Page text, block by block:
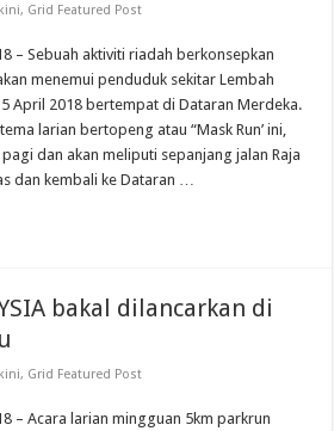
, Grid Featured Post
– Sebuah aktiviti riadah berkonsepkan
menemui penduduk sekitar Lembah
April 2018 bertempat di Dataran Merdeka.
larian bertopeng atau “Mask Run’ ini,
dan akan meliputi sepanjang jalan Raja
dan kembali ke Dataran …
bakal dilancarkan di
, Grid Featured Post
– Acara larian mingguan 5km parkrun